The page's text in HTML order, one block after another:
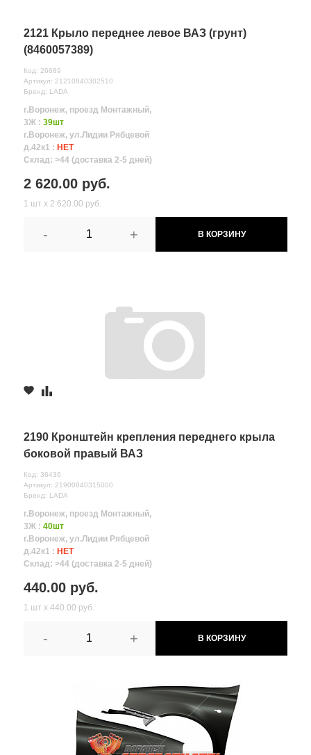
2121 Крыло переднее левое ВАЗ (грунт)
(8460057389)
Код: 26689
Артикул: 21210840302510
Бренд: LADA
г.Воронеж, проезд Монтажный,
3Ж : 39шт
г.Воронеж, ул.Лидии Рябцевой
д.42к1 : НЕТ
Склад: >44 (доставка 2-5 дней)
2 620.00 руб.
1 шт х 2 620.00 руб.
- + В КОРЗИНУ
2190 Кронштейн крепления переднего крыла
боковой правый ВАЗ
Код: 36436
Артикул: 21900840315000
Бренд: LADA
г.Воронеж, проезд Монтажный,
3Ж : 40шт
г.Воронеж, ул.Лидии Рябцевой
д.42к1 : НЕТ
Склад: >44 (доставка 2-5 дней)
440.00 руб.
1 шт х 440.00 руб.
- + В КОРЗИНУ